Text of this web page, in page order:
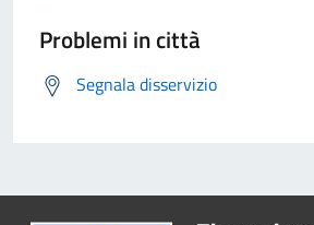
Problemi in città
Segnala disservizio